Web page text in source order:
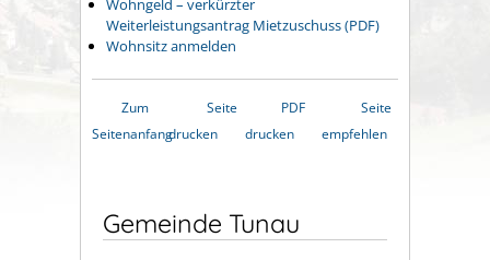
Weiterleistungsantrag Mietzuschuss (PDF)
Wohnsitz anmelden
Zum
Seitenanfang
Seite
drucken
PDF
drucken
Seite
empfehlen
Gemeinde Tunau